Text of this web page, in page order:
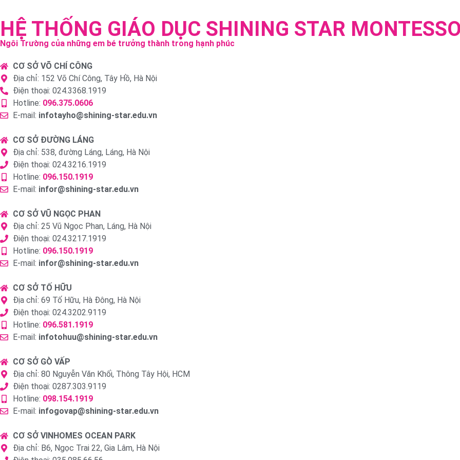
HỆ THỐNG GIÁO DỤC SHINING STAR
Ngôi Trường của những em bé trưởng thành trong hạnh phúc
CƠ SỞ VÕ CHÍ CÔNG
Địa chỉ: 152 Võ Chí Công, Tây Hồ, Hà Nội
Điện thoại: 024.3368.1919
Hotline: 096.375.0606
E-mail: infotayho@shining-star.edu.vn
CƠ SỞ ĐƯỜNG LÁNG
Địa chỉ: 538, đường Láng, Láng, Hà Nội
Điện thoại: 024.3216.1919
Hotline: 096.150.1919
E-mail: infor@shining-star.edu.vn
CƠ SỞ VŨ NGỌC PHAN
Địa chỉ: 25 Vũ Ngọc Phan, Láng, Hà Nội
Điện thoại: 024.3217.1919
Hotline: 096.150.1919
E-mail: infor@shining-star.edu.vn
CƠ SỞ TỐ HỮU
Địa chỉ: 69 Tố Hữu, Hà Đông, Hà Nội
Điện thoại: 024.3202.9119
Hotline: 096.581.1919
E-mail: infotohuu@shining-star.edu.vn
CƠ SỞ GÒ VẤP
Địa chỉ: 80 Nguyễn Văn Khối, Thông Tây Hội, HCM
Điện thoại: 0287.303.9119
Hotline: 098.154.1919
E-mail: infogovap@shining-star.edu.vn
CƠ SỞ VINHOMES OCEAN PARK
Địa chỉ: B6, Ngọc Trai 22, Gia Lâm, Hà Nội